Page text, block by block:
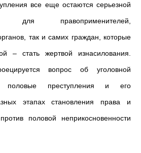
все еще остаются серьезной
правоприменителей,
так и самих граждан, которые
– стать жертвой изнасилования.
вопрос об уголовной
половые преступления и его
этапах становления права и
половой неприкосновенности